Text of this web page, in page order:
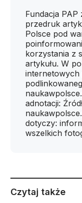
Fundacja PAP
przedruk
Polsce pod
korzystania z
artykułu. W
internetowych
adnotacji:
dotyczy:
wszelkich
Czytaj także